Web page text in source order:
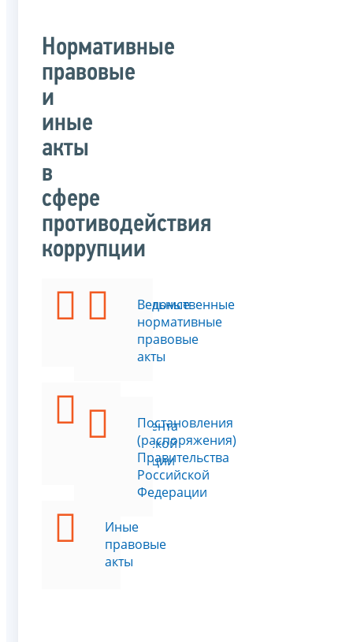
Нормативные
правовые
и
иные
акты
в
сфере
противодействия
коррупции
Федеральные
законы
Указы
Президента
Российской
Федерации
Иные
правовые
акты
Ведомственные
нормативные
правовые
акты
Постановления
(распоряжения)
Правительства
Российской
Федерации